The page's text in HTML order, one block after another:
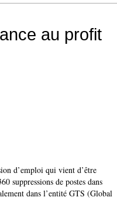
au profit
d’emploi qui vient d’être
suppressions de postes dans
dans l’entité GTS (Global